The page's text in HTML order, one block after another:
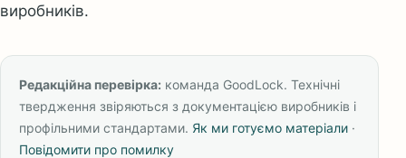
виробників.
Редакційна перевірка: команда GoodLock. Технічні
твердження звіряються з документацією виробників і
профільними стандартами. Як ми готуємо матеріали ·
Повідомити про помилку